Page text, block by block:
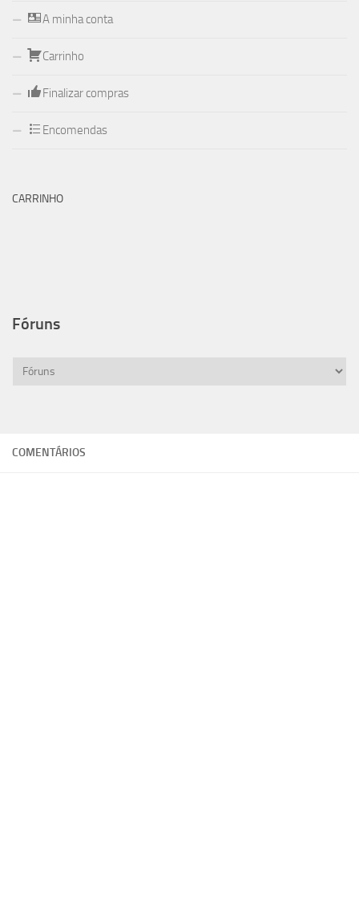
COMENTÁRIOS
A minha conta
Carrinho
Finalizar compras
Encomendas
CARRINHO
Fóruns